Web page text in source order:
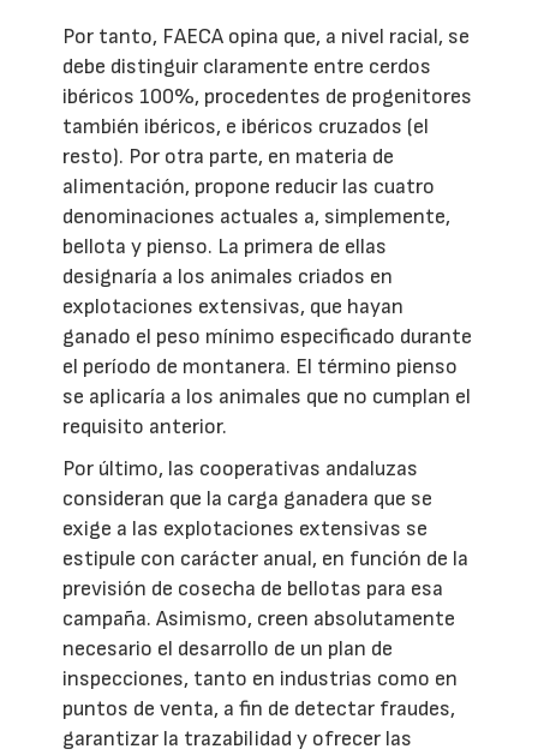
Por tanto, FAECA opina que, a nivel racial, se
debe distinguir claramente entre cerdos
ibéricos 100%, procedentes de progenitores
también ibéricos, e ibéricos cruzados (el
resto). Por otra parte, en materia de
alimentación, propone reducir las cuatro
denominaciones actuales a, simplemente,
bellota y pienso. La primera de ellas
designaría a los animales criados en
explotaciones extensivas, que hayan
ganado el peso mínimo especificado durante
el período de montanera. El término pienso
se aplicaría a los animales que no cumplan el
requisito anterior.
Por último, las cooperativas andaluzas
consideran que la carga ganadera que se
exige a las explotaciones extensivas se
estipule con carácter anual, en función de la
previsión de cosecha de bellotas para esa
campaña. Asimismo, creen absolutamente
necesario el desarrollo de un plan de
inspecciones, tanto en industrias como en
puntos de venta, a fin de detectar fraudes,
garantizar la trazabilidad y ofrecer las